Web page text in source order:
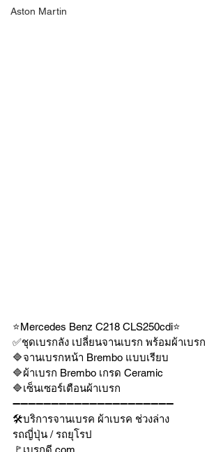
Aston Martin
⭐Mercedes Benz C218 CLS250cdi⭐
✅ชุดเบรกลัง เปลี่ยนจานเบรก พร้อมผ้าเบรก
🔷จานเบรกหน้า Brembo แบบเรียบ
🔷ผ้าเบรก Brembo เกรด Ceramic
🔷เซ็นเซอร์เตือนผ้าเบรก
➖➖➖➖➖➖➖➖➖➖➖➖➖➖➖➖➖➖➖➖➖
🛠บริการจานเบรค ผ้าเบรค ช่วงล่าง
รถญี่ปุ่น / รถยุโรป
🚩เบรกดี.com